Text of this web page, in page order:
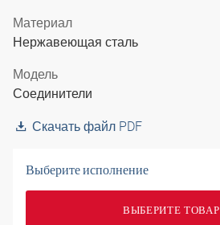
Материал
Нержавеющая сталь
Модель
Соединители
Скачать файл PDF
Выберите исполнение
ВЫБЕРИТЕ ТОВАР